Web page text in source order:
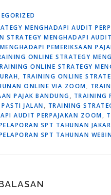
MENGHADAPI AUDIT
STRATEGY MENGHADAPI
PEMERIKSAAN
ONLINE STRATEGY
ONLINE STRATEGY
, TRAINING ONLINE
ONLINE VIA ZOOM,
PAJAK BANDUNG, TRAINING
PASTI JALAN, TRAINING
AUDIT PERPAJAKAN ZOOM,
SPT TAHUNAN
SPT TAHUNAN